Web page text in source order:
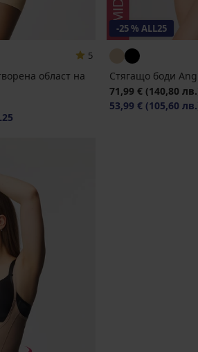
5
област на
-25 % ALL25
Стягащо боди
71,99 € (140,80
53,99 € (105,60